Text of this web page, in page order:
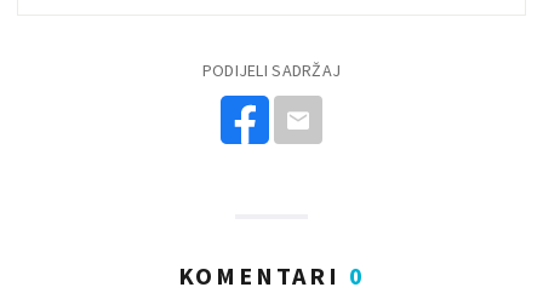
PODIJELI SADRŽAJ
KOMENTARI 0